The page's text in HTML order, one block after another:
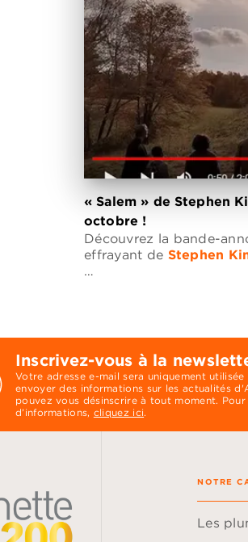
« Salem » de Stephen
octobre !
Découvrez la bande-
effrayant de Stephen
…
Inscrivez-vous à la
Votre adresse e-mail sera uniquement
envoyer des informations sur les actualités
pouvez vous désinscrire à tout moment. Pour
d’informations, cliquez ici.
NOTRE
Les